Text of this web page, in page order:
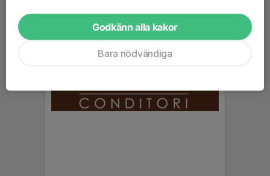
Godkänn alla kakor
Bara nödvändiga